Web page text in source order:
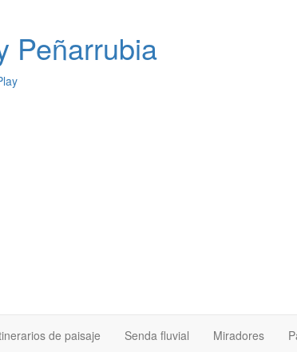
Peñarrubia
de paisaje Senda fluvial Miradores